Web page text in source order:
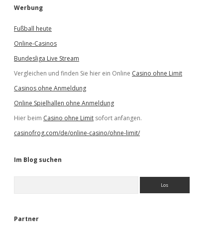
Werbung
Fußball heute
Online-Casinos
Bundesliga Live Stream
Vergleichen und finden Sie hier ein Online Casino ohne Limit
Casinos ohne Anmeldung
Online Spielhallen ohne Anmeldung
Hier beim Casino ohne Limit sofort anfangen.
casinofrog.com/de/online-casino/ohne-limit/
Im Blog suchen
e
Partner